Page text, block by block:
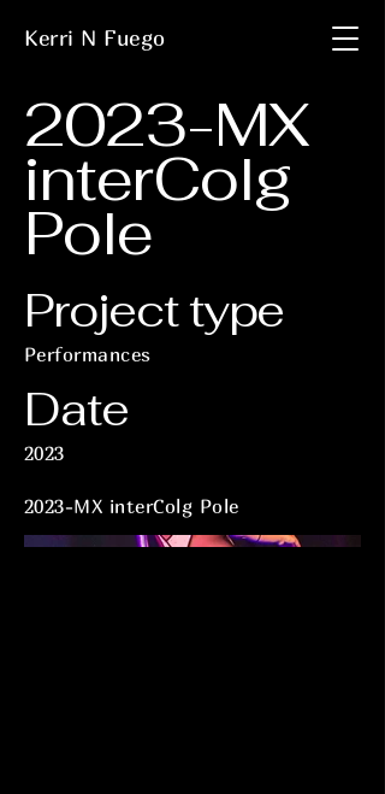
Kerri N Fuego
2023-MX
interColg
Pole
Project type
Performances
Date
2023
2023-MX interColg Pole